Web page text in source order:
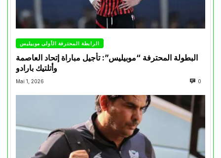
الرابطة المحترفة الأولى موبيليس
البطولة المحترفة “موبيليس”: تأجيل مباراة إتحاد العاصمة
وأتلتيك بارادو
Mai 1, 2026 0